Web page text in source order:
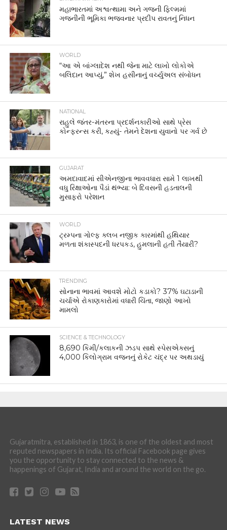
મહાભારતમાં અશ્વત્થામા અને ગજની ફિલ્મમાં
ગજનીની ભૂમિકા ભજવનાર પ્રદીપ રાવતનું નિધન
WORLD
“આ એ બાંગ્લાદેશ નથી જેના માટે લાખો લોકોએ
બલિદાન આપ્યું,” શેખ હસીનાનું વર્ચ્યુઅલ સંબોધન
NATIONAL
રાહુલે જંતર-મંતરના પ્રદર્શનકારીઓ સાથે પ્રેસ
કોન્ફરન્સ કરી, કહ્યું- તેમને દેશના યુવાનો પર ગર્વ છે
GUJARAT
અમદાવાદમાં સીએનજીના ભાવવધારા સામે 1 લાખથી
વધુ રિક્ષાઓના પૈડાં થંભ્યા: બે દિવસની હડતાલની
મુસાફરો પરેશાન
WORLD
ટ્રમ્પના ગોલ્ફ ક્લબ નજીક કારમાંથી હથિયાર
મળતા શંકાસ્પદની ધરપકડ, હુમલાની હતી તૈયારી?
TRENDING
સોનાના ભાવમાં આવશે મોટો કડાકો? 37% ઘટાડાની
ચર્ચાએ રોકાણકારોમાં વધારી ચિંતા, જાણો આખો
મામલો
SCIENCE & TECHNOLOGY
8,690 કિમી/કલાકની ઝડપ સાથે સ્પેસએક્સનું
4,000 કિલોગ્રામ વજનનું રોકેટ ચંદ્ર પર અથડાયું
Gujaratmitra, established in 1863, is one of the oldest and most
reputed newspapers in India. Its official Facebook page gives
you the opportunity to stay connected to the news &
happenings of Gujarat, India and around the world on the go.
LATEST NEWS